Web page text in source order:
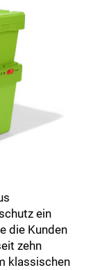
ein
die Kunden
zehn
klassischen